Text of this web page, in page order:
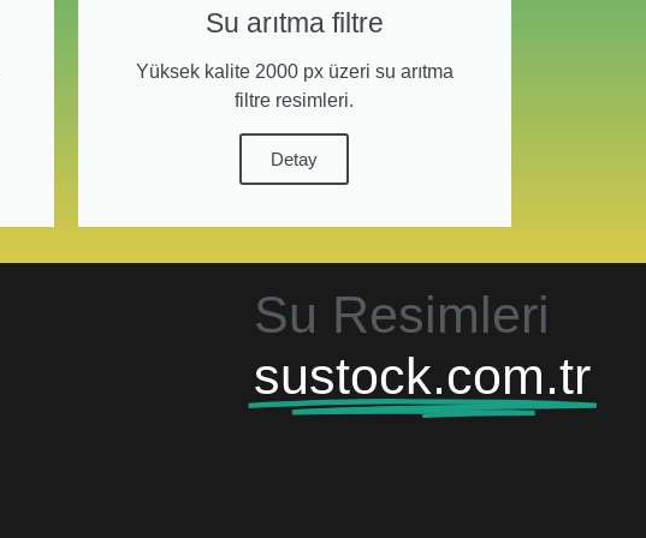
Su arıtma filtre
Yüksek kalite 2000 px üzeri su arıtma
filtre resimleri.
Detay
Su Resimleri
sustock.com.tr